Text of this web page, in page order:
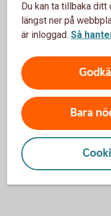
När slutar den
gälla?
täcker
Gäller
Täcker
Vilka bilar har en
Du kan ta tillbaka
längst ner på
är inloggad. Så
Bara